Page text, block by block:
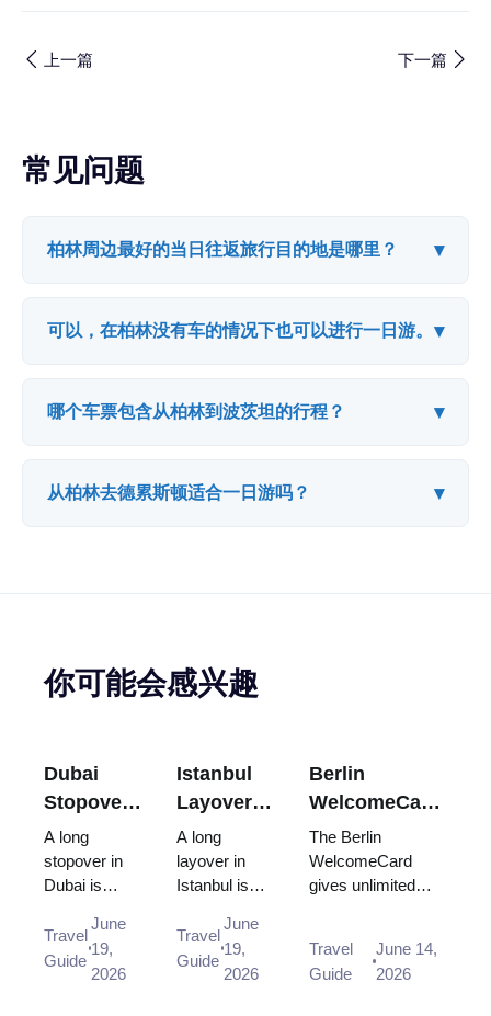
上一篇 下一篇
常见问题
柏林周边最好的当日往返旅行目的地是哪里？ ▾
可以，在柏林没有车的情况下也可以进行一日游。 ▾
哪个车票包含从柏林到波茨坦的行程？ ▾
从柏林去德累斯顿适合一日游吗？ ▾
你可能会感兴趣
Dubai
Stopover
Guide:
How to
Leave the
Airport
and What
to Do
A long
stopover in
Dubai is
enough to
see the city.
Here is how
Travel
Guide
June
19,
2026
Istanbul
Layover
Guide:
How to
Leave the
Airport
and What
to Do
A long
layover in
Istanbul is
see the city.
Here is how
many hours
Travel
Guide
June
19,
2026
Berlin
WelcomeCard:
Is It Worth It?
Zones, Prices
and What It
The Berlin
WelcomeCard
gives unlimited
180+ attractions.
Arriving at BER?
Travel
Guide
June 14,
2026